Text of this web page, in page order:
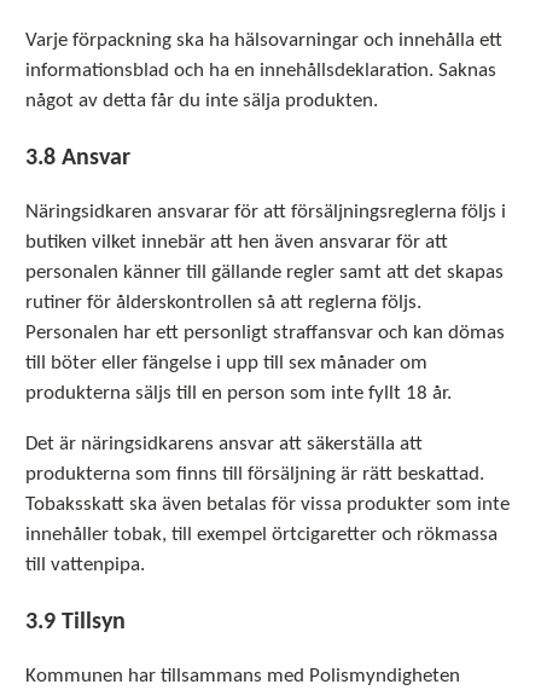
Varje förpackning ska ha hälsovarningar och innehålla ett
informationsblad och ha en innehållsdeklaration. Saknas
något av detta får du inte sälja produkten.
3.8 Ansvar
Näringsidkaren ansvarar för att försäljningsreglerna följs i
butiken vilket innebär att hen även ansvarar för att
personalen känner till gällande regler samt att det skapas
rutiner för ålderskontrollen så att reglerna följs.
Personalen har ett personligt straffansvar och kan dömas
till böter eller fängelse i upp till sex månader om
produkterna säljs till en person som inte fyllt 18 år.
Det är näringsidkarens ansvar att säkerställa att
produkterna som finns till försäljning är rätt beskattad.
Tobaksskatt ska även betalas för vissa produkter som inte
innehåller tobak, till exempel örtcigaretter och rökmassa
till vattenpipa.
3.9 Tillsyn
Kommunen har tillsammans med Polismyndigheten